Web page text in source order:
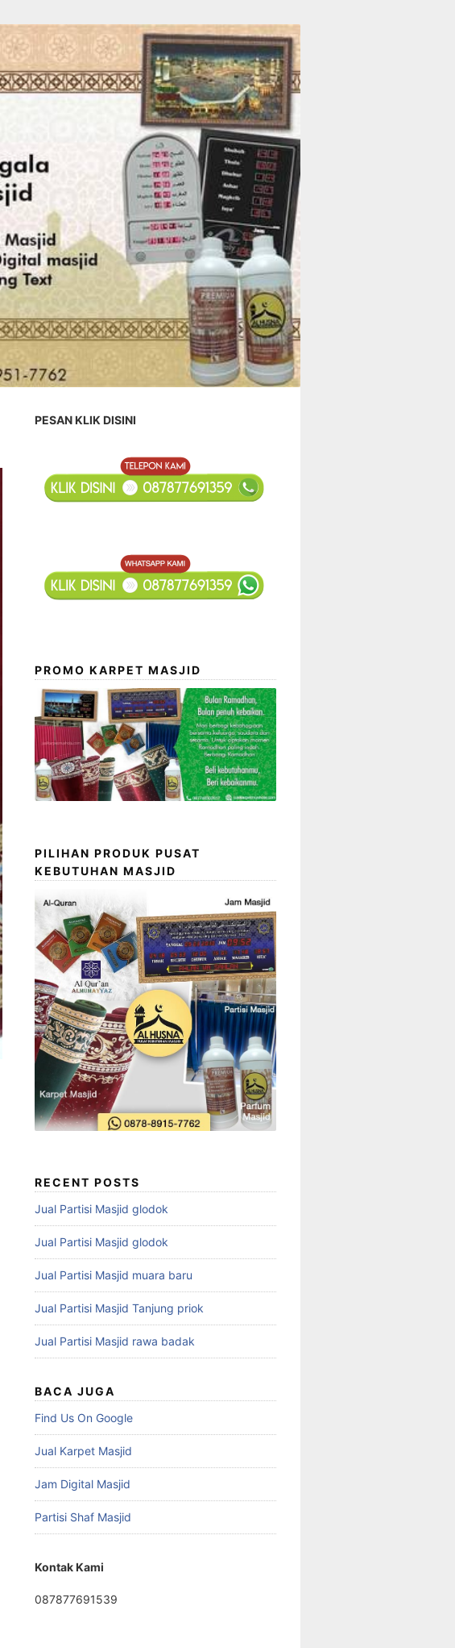
PESAN KLIK DISINI
PROMO KARPET MASJID
PILIHAN PRODUK PUSAT
KEBUTUHAN MASJID
RECENT POSTS
Jual Partisi Masjid glodok
Jual Partisi Masjid glodok
Jual Partisi Masjid muara baru
Jual Partisi Masjid Tanjung priok
Jual Partisi Masjid rawa badak
BACA JUGA
Find Us On Google
Jual Karpet Masjid
Jam Digital Masjid
Partisi Shaf Masjid
Kontak Kami
087877691539